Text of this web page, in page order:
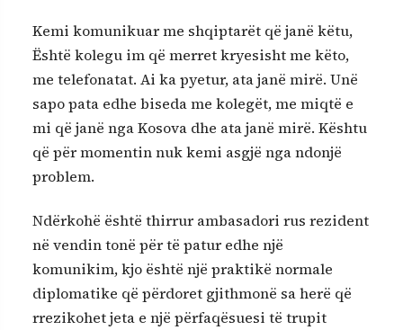
Kemi komunikuar me shqiptarët që janë këtu,
Është kolegu im që merret kryesisht me këto,
me telefonatat. Ai ka pyetur, ata janë mirë. Unë
sapo pata edhe biseda me kolegët, me miqtë e
mi që janë nga Kosova dhe ata janë mirë. Kështu
që për momentin nuk kemi asgjë nga ndonjë
problem.
Ndërkohë është thirrur ambasadori rus rezident
në vendin tonë për të patur edhe një
komunikim, kjo është një praktikë normale
diplomatike që përdoret gjithmonë sa herë që
rrezikohet jeta e një përfaqësuesi të trupit